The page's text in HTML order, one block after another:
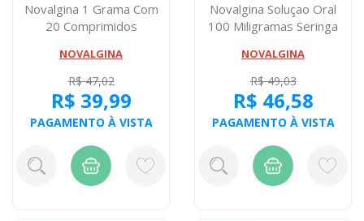
Novalgina 1 Grama Com
20 Comprimidos
NOVALGINA
R$ 47,02
R$ 39,99
PAGAMENTO À VISTA
Novalgina Soluçao Oral
100 Miligramas Seringa
NOVALGINA
R$ 49,03
R$ 46,58
PAGAMENTO À VISTA